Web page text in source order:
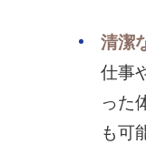
清潔
仕事
った
も可